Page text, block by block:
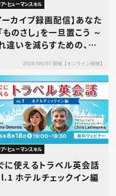
・ヒューマンスキル
ーカイブ録画配信】あなた
ものさし」を一旦置こう ～
違いを減らすための、タ
2026/09/07 開催【オンライン開催】
・ヒューマンスキル
に使えるトラベル英会話
ホテルチェックイン編